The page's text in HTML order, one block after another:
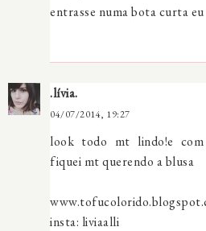
entrasse numa bota curta eu
.lívia.
04/07/2014, 19:27
look todo mt lindo!e
fiquei mt querendo a blusa
insta: liviaalli